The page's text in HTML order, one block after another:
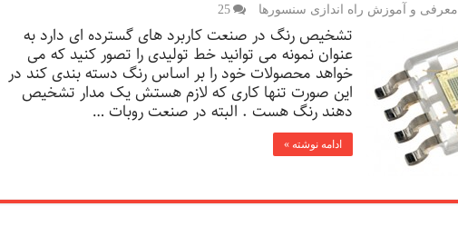
معرفی و آموزش راه اندازی سنسورها 25
تشخیص رنگ در صنعت کاربرد های گسترده ای دارد به
عنوان نمونه می توانید خط تولیدی را تصور کنید که می
خواهد محصولات خود را بر اساس رنگ دسته بندی کند در
این صورت تنها کاری که لازم هستش یک مدار تشخیص
دهند رنگ هست . البته در صنعت روبات …
ادامه نوشته »